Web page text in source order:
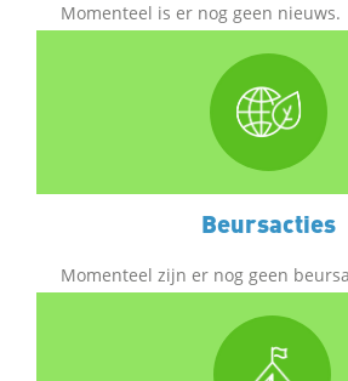
Momenteel is er nog geen nieuws.
Beursacties
Momenteel zijn er nog geen